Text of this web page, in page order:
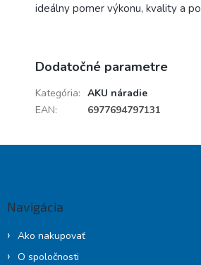
ideálny pomer výkonu, kvality a
Dodatočné parametre
Kategória: AKU náradie
EAN: 6977694797131
Navigácia
Ako nakupovať
O spoločnosti